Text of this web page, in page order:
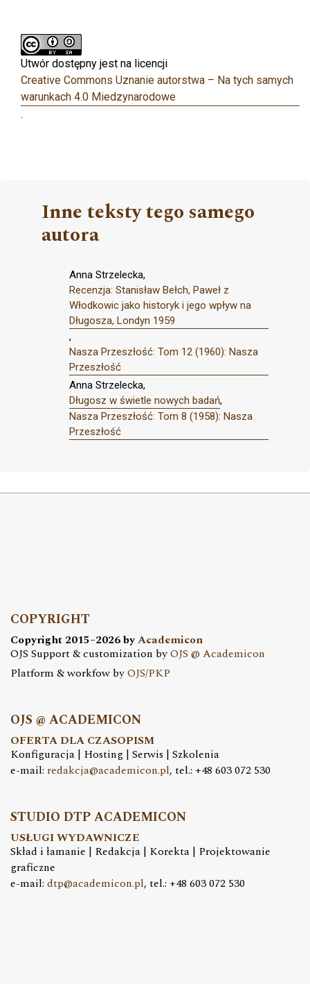
Utwór dostępny jest na licencji
Creative Commons Uznanie autorstwa – Na tych samych
warunkach 4.0 Miedzynarodowe
.
Inne teksty tego samego
autora
Anna Strzelecka,
Recenzja: Stanisław Bełch, Paweł z
Włodkowic jako historyk i jego wpływ na
Długosza, Londyn 1959
,
Nasza Przeszłość: Tom 12 (1960): Nasza
Przeszłość
Anna Strzelecka,
Długosz w świetle nowych badań,
Nasza Przeszłość: Tom 8 (1958): Nasza
Przeszłość
COPYRIGHT
Copyright 2015–2026 byAcademicon
OJS Support & customization byOJS @ Academicon
Platform & workfow byOJS/PKP
OJS @ ACADEMICON
OFERTA DLA CZASOPISM
Konfiguracja | Hosting | Serwis | Szkolenia
e-mail: redakcja@academicon.pl, tel.: +48 603 072 530
STUDIO DTP ACADEMICON
USŁUGI WYDAWNICZE
Skład i łamanie | Redakcja | Korekta | Projektowanie
graficzne
e-mail: dtp@academicon.pl, tel.: +48 603 072 530